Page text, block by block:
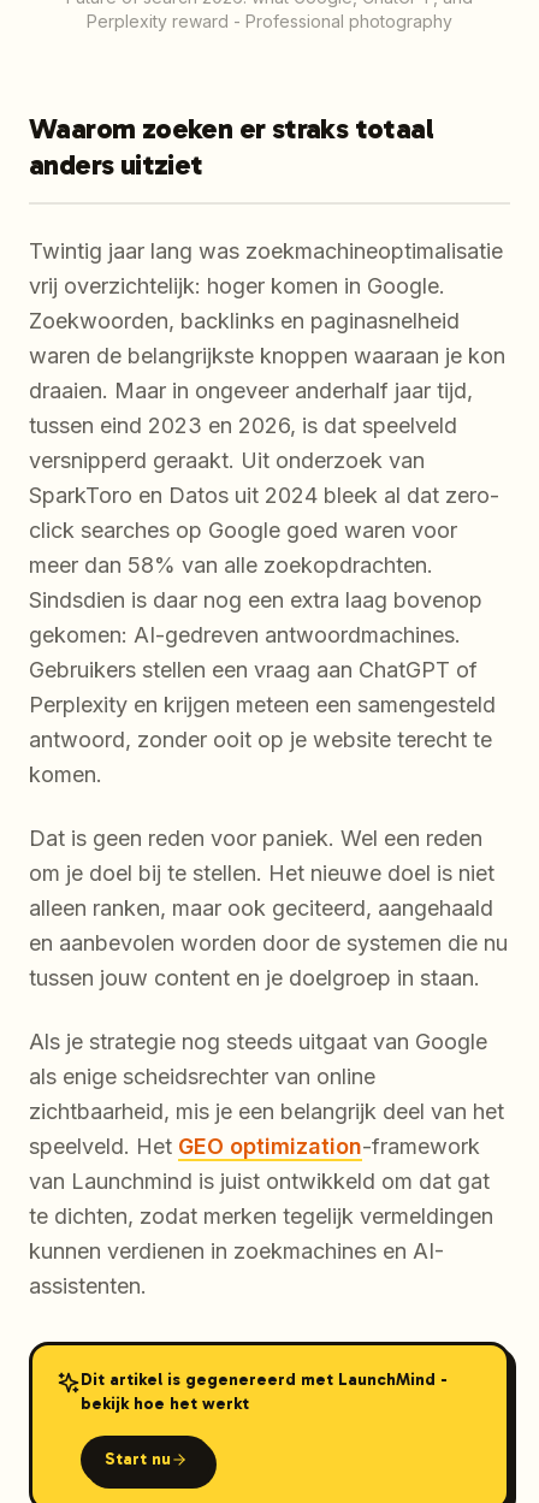
Perplexity reward - Professional photography
Waarom zoeken er straks totaal
anders uitziet
Twintig jaar lang was zoekmachineoptimalisatie
vrij overzichtelijk: hoger komen in Google.
Zoekwoorden, backlinks en paginasnelheid
waren de belangrijkste knoppen waaraan je kon
draaien. Maar in ongeveer anderhalf jaar tijd,
tussen eind 2023 en 2026, is dat speelveld
versnipperd geraakt. Uit onderzoek van
SparkToro en Datos uit 2024 bleek al dat zero-
click searches op Google goed waren voor
meer dan 58% van alle zoekopdrachten.
Sindsdien is daar nog een extra laag bovenop
gekomen: AI-gedreven antwoordmachines.
Gebruikers stellen een vraag aan ChatGPT of
Perplexity en krijgen meteen een samengesteld
antwoord, zonder ooit op je website terecht te
komen.
Dat is geen reden voor paniek. Wel een reden
om je doel bij te stellen. Het nieuwe doel is niet
alleen ranken, maar ook geciteerd, aangehaald
en aanbevolen worden door de systemen die nu
tussen jouw content en je doelgroep in staan.
Als je strategie nog steeds uitgaat van Google
als enige scheidsrechter van online
zichtbaarheid, mis je een belangrijk deel van het
speelveld. Het GEO optimization-framework
van Launchmind is juist ontwikkeld om dat gat
te dichten, zodat merken tegelijk vermeldingen
kunnen verdienen in zoekmachines en AI-
assistenten.
Dit artikel is gegenereerd met LaunchMind -
bekijk hoe het werkt
Start nu